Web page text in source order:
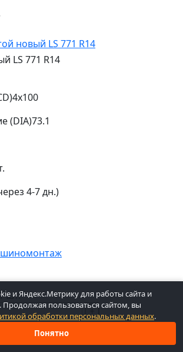
LS 771 R14
4x100
(DIA)73.1
4-7 дн.)
шиномонтаж
шт.
+
и Яндекс.Метрику для работы сайта и
Продолжая пользоваться сайтом, вы
обработки персональных данных.
Понятно